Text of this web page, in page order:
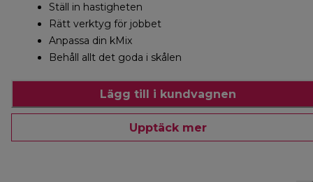
Ställ in hastigheten
Rätt verktyg för jobbet
Anpassa din kMix
Behåll allt det goda i skålen
Lägg till i kundvagnen
Upptäck mer